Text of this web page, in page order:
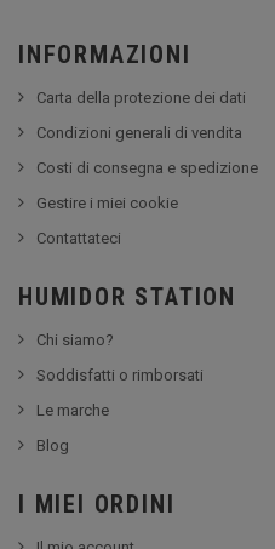
INFORMAZIONI
Carta della protezione dei dati
Condizioni generali di vendita
Costi di consegna e spedizione
Gestire i miei cookie
Contattateci
HUMIDOR STATION
Chi siamo?
Soddisfatti o rimborsati
Le marche
Blog
I MIEI ORDINI